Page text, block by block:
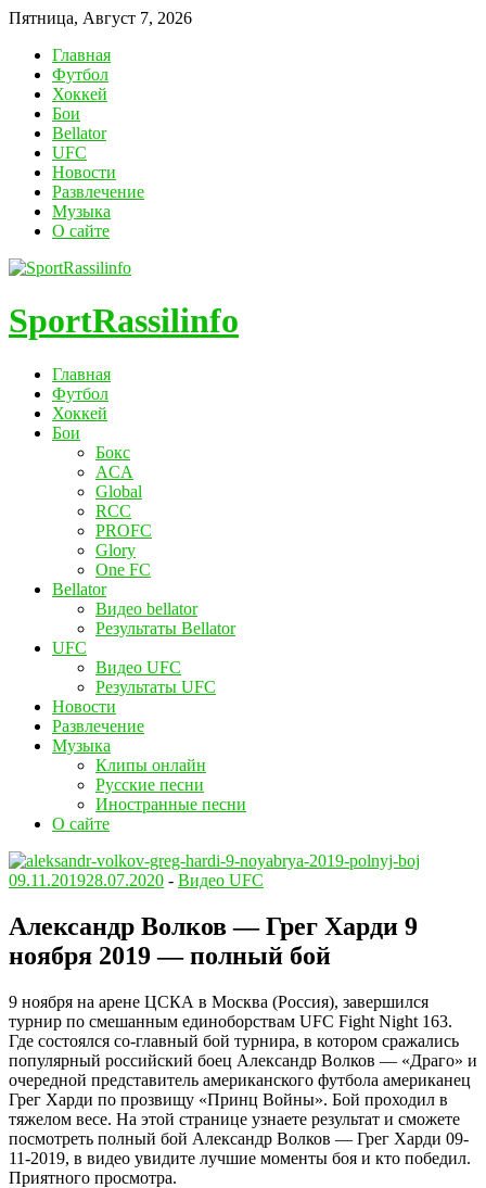
Пятница, Август 7, 2026
Главная
Футбол
Хоккей
Бои
Bellator
UFC
Новости
Развлечение
Музыка
О сайте
SportRassilinfo
Главная
Футбол
Хоккей
Бои
Бокс
ACA
Global
RCC
PROFC
Glory
One FC
Bellator
Видео bellator
Результаты Bellator
UFC
Видео UFC
Результаты UFC
Новости
Развлечение
Музыка
Клипы онлайн
Русские песни
Иностранные песни
О сайте
09.11.201928.07.2020 - Видео UFC
Александр Волков — Грег Харди 9
ноября 2019 — полный бой
9 ноября на арене ЦСКА в Москва (Россия), завершился
турнир по смешанным единоборствам UFC Fight Night 163.
Где состоялся со-главный бой турнира, в котором сражались
популярный российский боец Александр Волков — «Драго» и
очередной представитель американского футбола американец
Грег Харди по прозвищу «Принц Войны». Бой проходил в
тяжелом весе. На этой странице узнаете результат и сможете
посмотреть полный бой Александр Волков — Грег Харди 09-
11-2019, в видео увидите лучшие моменты боя и кто победил.
Приятного просмотра.